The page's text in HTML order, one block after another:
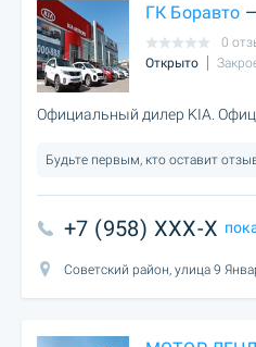
ГК Боравто
0
Открыто
Официальный дилер KIA.
Будьте первым, кто оставит
+7 (958) XXX-X
Советский район, улица 9